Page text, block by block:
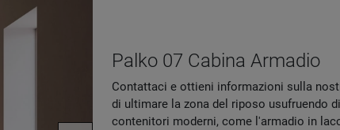
Palko 07 Cabina Armadio
Contattaci e ottieni informazioni sulla
di ultimare la zona del riposo usufruendo
contenitori moderni, come l'armadio in